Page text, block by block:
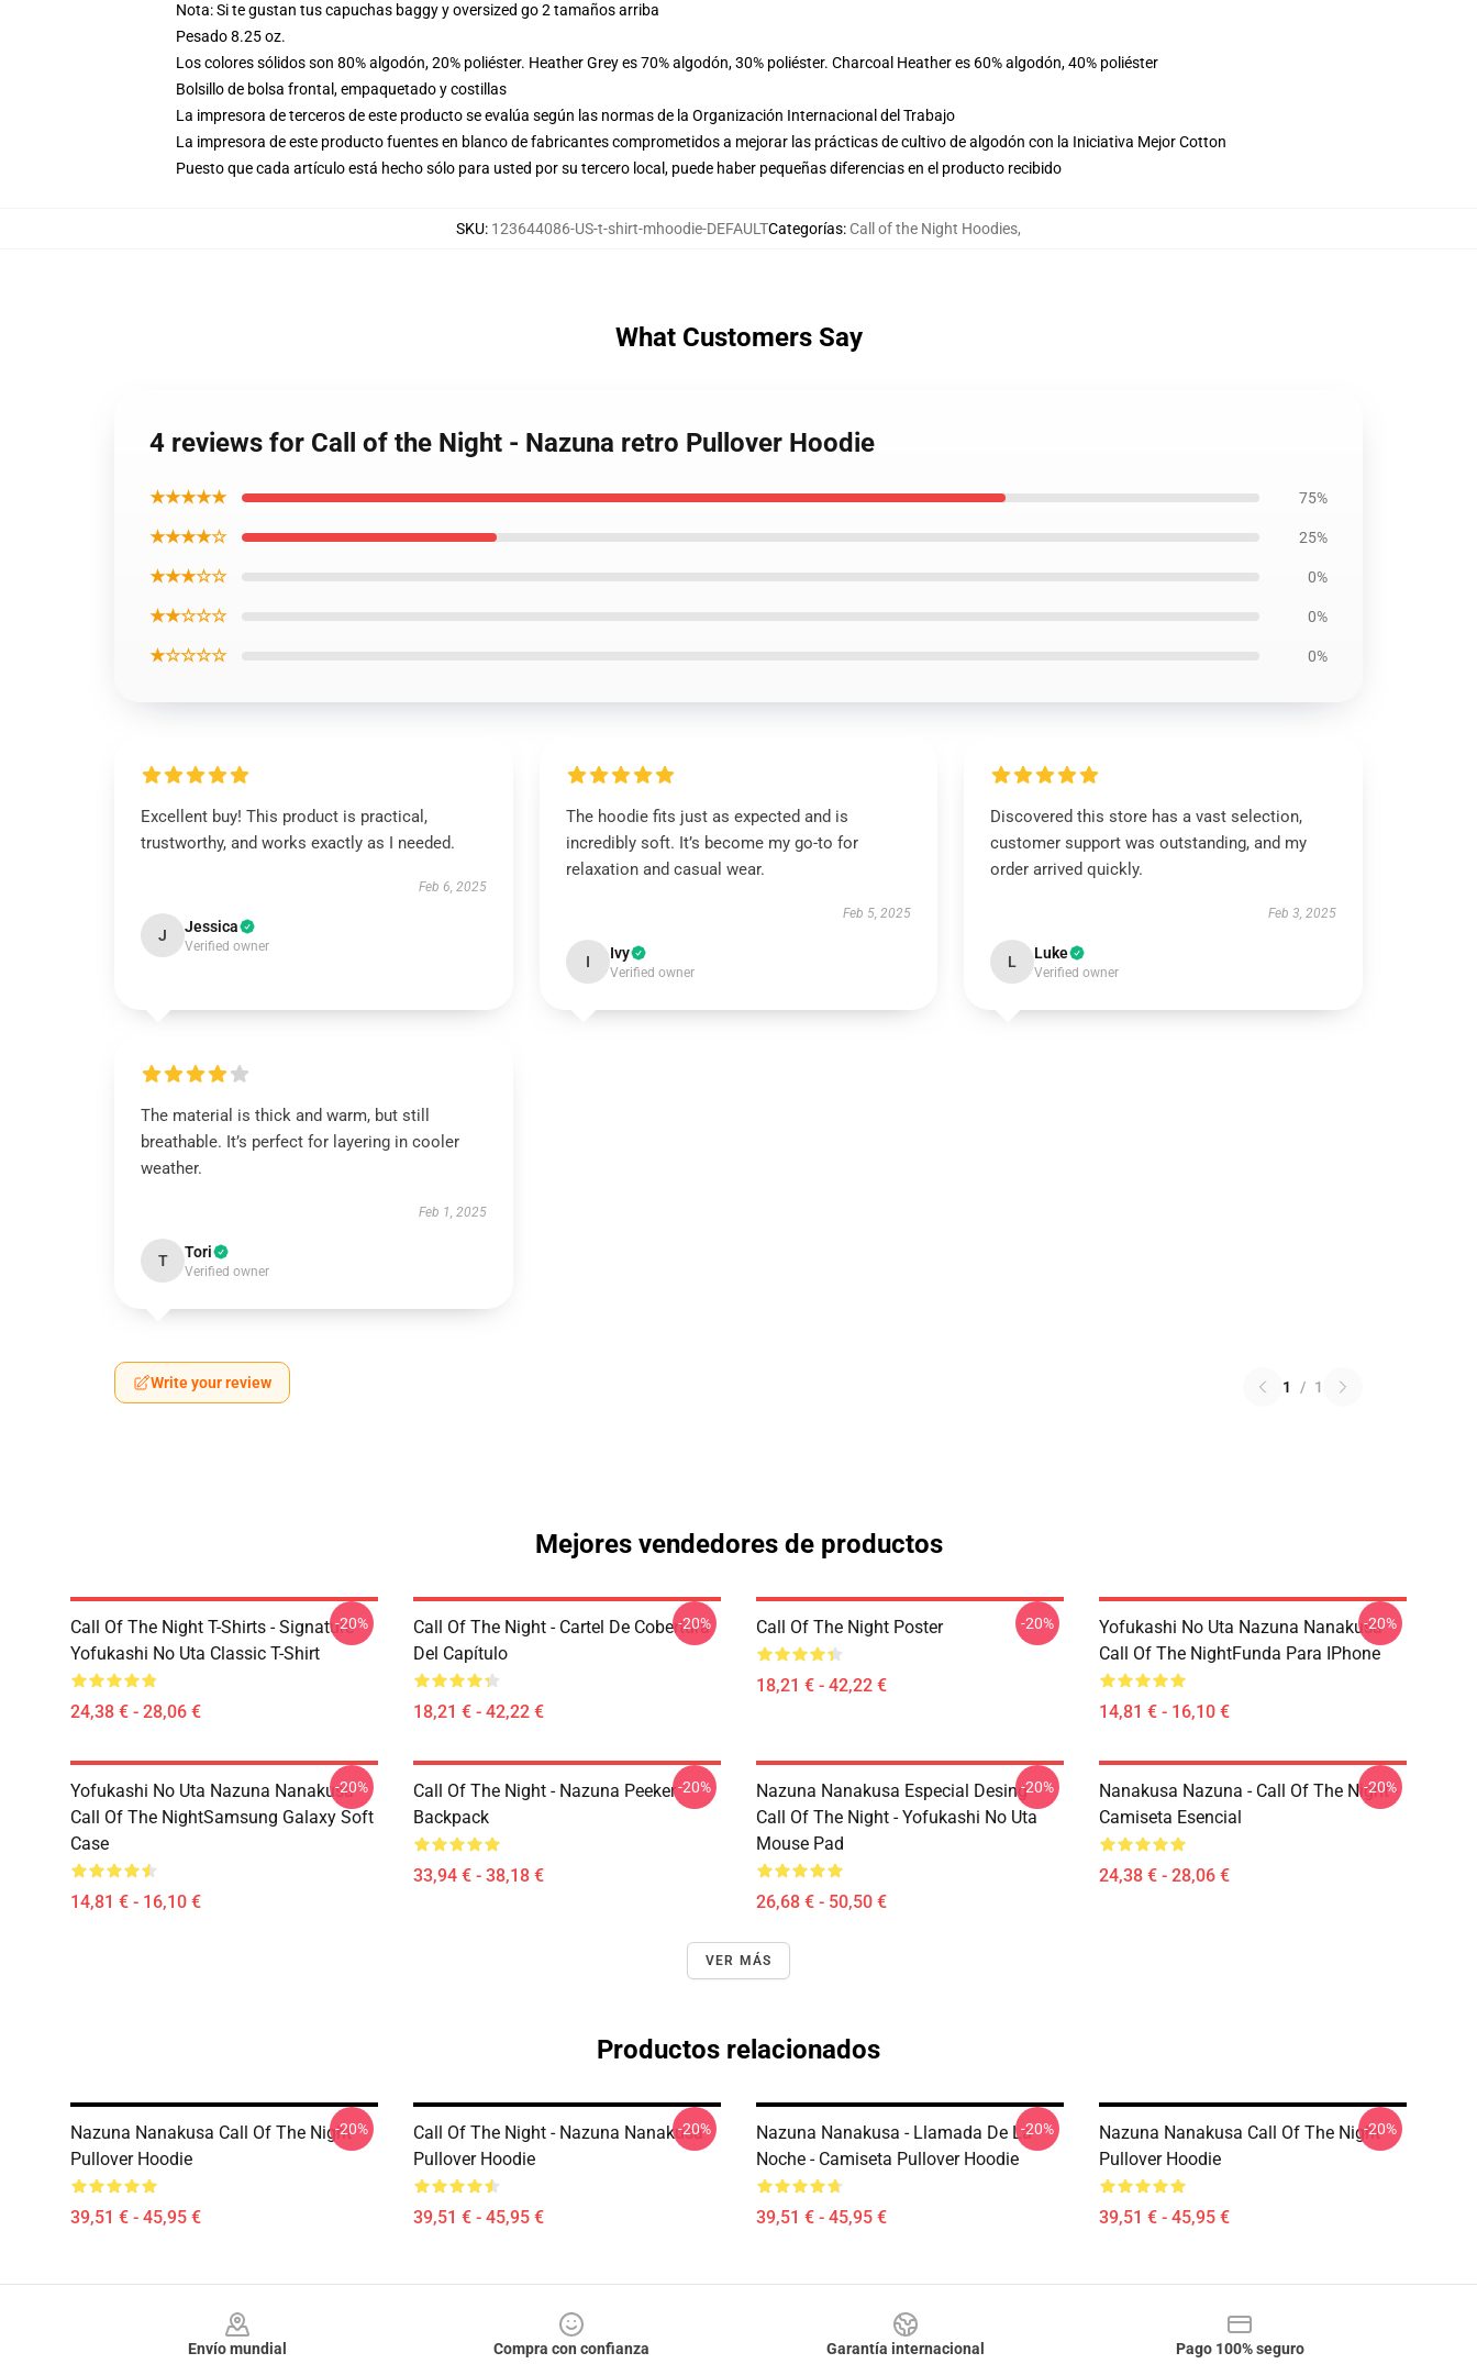
Nota: Si te gustan tus capuchas baggy y oversized go 2 tamaños arriba
Pesado 8.25 oz.
Los colores sólidos son 80% algodón, 20% poliéster. Heather Grey es 70% algodón, 30% poliéster. Charcoal Heather es 60% algodón, 40% poliéster
Bolsillo de bolsa frontal, empaquetado y costillas
La impresora de terceros de este producto se evalúa según las normas de la Organización Internacional del Trabajo
La impresora de este producto fuentes en blanco de fabricantes comprometidos a mejorar las prácticas de cultivo de algodón con la Iniciativa Mejor Cotton
Puesto que cada artículo está hecho sólo para usted por su tercero local, puede haber pequeñas diferencias en el producto recibido
SKU: 123644086-US-t-shirt-mhoodie-DEFAULTCategorías: Call of the Night Hoodies,
What Customers Say
4 reviews for Call of the Night - Nazuna retro Pullover Hoodie
★★★★★ 75%
★★★★☆ 25%
★★★☆☆ 0%
★★☆☆☆ 0%
★☆☆☆☆ 0%
Excellent buy! This product is practical,
trustworthy, and works exactly as I needed.
Feb 6, 2025
J Jessica
Verified owner
The hoodie fits just as expected and is
incredibly soft. It’s become my go-to for
relaxation and casual wear.
Feb 5, 2025
I Ivy
Verified owner
Discovered this store has a vast selection,
customer support was outstanding, and my
order arrived quickly.
Feb 3, 2025
L Luke
Verified owner
The material is thick and warm, but still
breathable. It’s perfect for layering in cooler
weather.
Feb 1, 2025
T Tori
Verified owner
Write your review 1 / 1
Mejores vendedores de productos
Call Of The Night T-Shirts - Signature
Yofukashi No Uta Classic T-Shirt
24,38 € - 28,06 €
-20%
Call Of The Night - Cartel De Cobertura
Del Capítulo
18,21 € - 42,22 €
-20% Call Of The Night Poster
18,21 € - 42,22 €
-20%
Yofukashi No Uta Nazuna Nanakusa
Call Of The NightFunda Para IPhone
14,81 € - 16,10 €
-20%
Yofukashi No Uta Nazuna Nanakusa
Call Of The NightSamsung Galaxy Soft
Case
14,81 € - 16,10 €
-20%
Call Of The Night - Nazuna Peeker
Backpack
33,94 € - 38,18 €
-20%
Nazuna Nanakusa Especial Desing -
Call Of The Night - Yofukashi No Uta
Mouse Pad
26,68 € - 50,50 €
-20%
Nanakusa Nazuna - Call Of The Night -
Camiseta Esencial
24,38 € - 28,06 €
-20%
VER MÁS
Productos relacionados
Nazuna Nanakusa Call Of The Night
Pullover Hoodie
39,51 € - 45,95 €
-20%
Call Of The Night - Nazuna Nanakusa
Pullover Hoodie
39,51 € - 45,95 €
-20%
Nazuna Nanakusa - Llamada De La
Noche - Camiseta Pullover Hoodie
39,51 € - 45,95 €
-20%
Nazuna Nanakusa Call Of The Night
Pullover Hoodie
39,51 € - 45,95 €
-20%
Envío mundial
Compra con confianza
Garantía internacional
Pago 100% seguro